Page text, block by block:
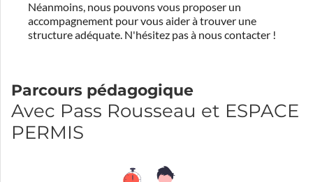
Néanmoins, nous pouvons vous proposer un
accompagnement pour vous aider à trouver une
structure adéquate. N'hésitez pas à nous contacter !
Parcours pédagogique
Avec Pass Rousseau et ESPACE
PERMIS